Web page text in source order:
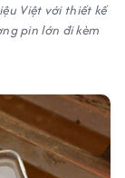
Việt với thiết kế
pin lớn đi kèm